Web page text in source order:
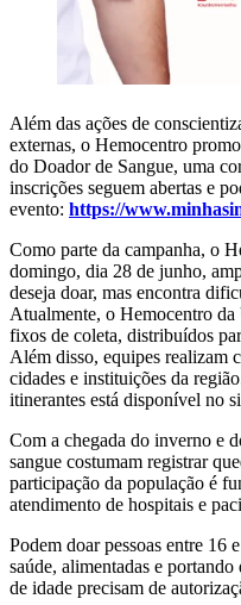
Além das ações de
externas, o Hemocentro
do Doador de Sangue, uma
inscrições seguem abertas e
evento: https://
Como parte da campanha, o
domingo, dia 28 de junho,
deseja doar, mas encontra
Atualmente, o Hemocentro
fixos de coleta, distribuídos
Além disso, equipes realizam
cidades e instituições da
itinerantes está disponível no
Com a chegada do inverno e
sangue costumam registrar
participação da população é
atendimento de hospitais e
Podem doar pessoas entre 16
saúde, alimentadas e
de idade precisam de